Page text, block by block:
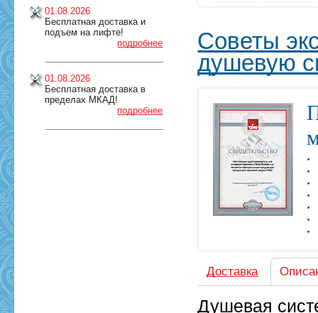
01.08.2026
Бесплатная доставка и
подъем на лифте!
подробнее
01.08.2026
Бесплатная доставка в
пределах МКАД!
подробнее
Советы
душевую
Доставка
Душевая